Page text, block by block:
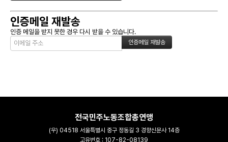
인증메일 재발송
인증 메일을 받지 못한 경우 다시 받을 수 있습니다.
전국민주노동조합총연맹
(우) 04518 서울특별시 중구 정동길 3 경향신문사 14층
고유번호 : 107-82-08139